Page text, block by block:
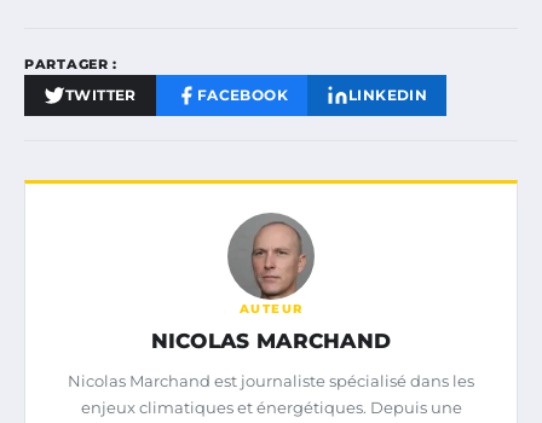
PARTAGER :
TWITTER FACEBOOK LINKEDIN
AUTEUR
NICOLAS MARCHAND
Nicolas Marchand est journaliste spécialisé dans les
enjeux climatiques et énergétiques. Depuis une